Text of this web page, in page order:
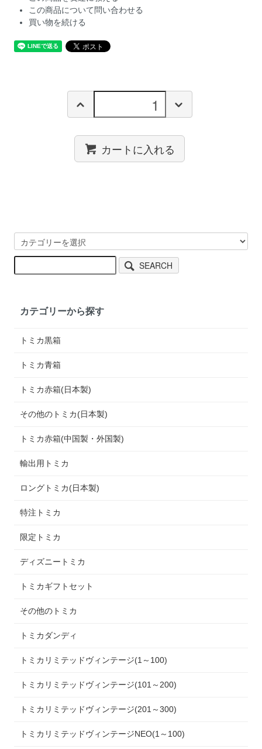
この商品について問い合わせる
買い物を続ける
カートに入れる
SEARCH
カテゴリーから探す
トミカ黒箱
トミカ青箱
トミカ赤箱(日本製)
その他のトミカ(日本製)
トミカ赤箱(中国製・外国製)
輸出用トミカ
ロングトミカ(日本製)
特注トミカ
限定トミカ
ディズニートミカ
トミカギフトセット
その他のトミカ
トミカダンディ
トミカリミテッドヴィンテージ(1～100)
トミカリミテッドヴィンテージ(101～200)
トミカリミテッドヴィンテージ(201～300)
トミカリミテッドヴィンテージNEO(1～100)